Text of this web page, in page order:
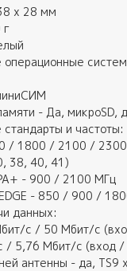
х 28 мм
г
- Да, микроSD,
и частоты:
/ 1800 / 2100 /
38, 40, 41)
- 900 / 2100 МГц
- 850 / 900 /
данных:
с / 50 Мбит/с
/ 5,76 Мбит/с (вход /
антенны - да, TS9